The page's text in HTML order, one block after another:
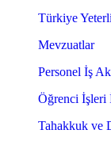
Türkiye
Mevzuatlar
Personel İş
Öğrenci İşleri
Tahakkuk ve